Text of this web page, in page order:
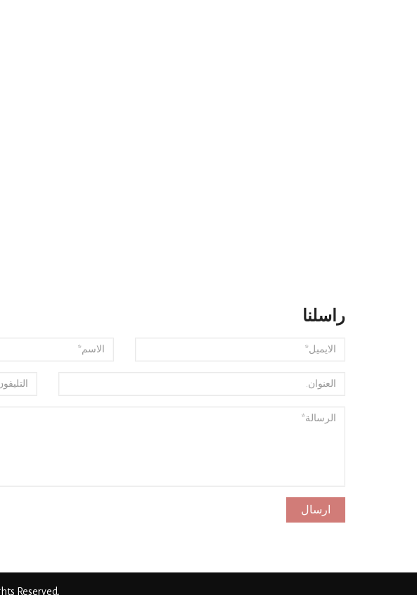
راسلنا
ارسال
Reserved.